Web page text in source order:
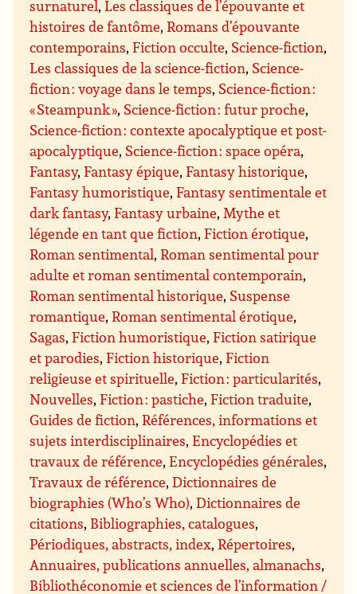
surnaturel,Les classiques de l’épouvante et
histoires de fantôme,Romans d’épouvante
contemporains,Fiction occulte, Science-fiction,
Les classiques de la science-fiction, Science-
fiction : voyage dans le temps, Science-fiction :
« Steampunk », Science-fiction : futur proche,
Science-fiction : contexte apocalyptique et post-
apocalyptique, Science-fiction : space opéra,
Fantasy,Fantasy épique,Fantasy historique,
Fantasy humoristique,Fantasy sentimentale et
dark fantasy,Fantasy urbaine,Mythe et
légende en tant que fiction,Fiction érotique,
Roman sentimental,Roman sentimental pour
adulte et roman sentimental contemporain,
Roman sentimental historique, Suspense
romantique,Roman sentimental érotique,
Sagas,Fiction humoristique,Fiction satirique
et parodies,Fiction historique,Fiction
religieuse et spirituelle,Fiction : particularités,
Nouvelles,Fiction : pastiche,Fiction traduite,
Guides de fiction,Références, informations et
sujets interdisciplinaires,Encyclopédies et
travaux de référence,Encyclopédies générales,
Travaux de référence,Dictionnaires de
biographies (Who’s Who),Dictionnaires de
citations, Bibliographies, catalogues,
Périodiques, abstracts, index,Répertoires,
Annuaires, publications annuelles, almanachs,
Bibliothéconomie et sciences de l’information /